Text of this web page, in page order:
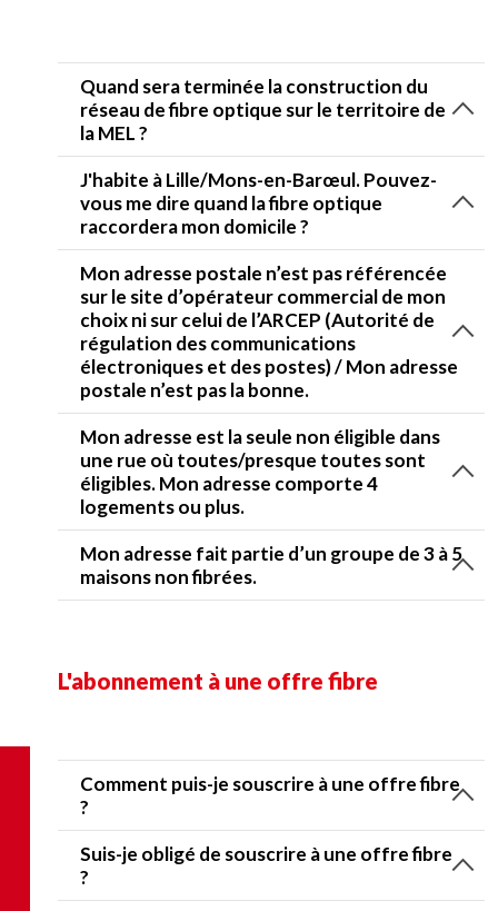
Quand sera terminée la construction du
réseau de fibre optique sur le territoire de
la MEL ?
J'habite à Lille/Mons-en-Barœul. Pouvez-
vous me dire quand la fibre optique
raccordera mon domicile ?
Mon adresse postale n’est pas référencée
sur le site d’opérateur commercial de mon
choix ni sur celui de l’ARCEP (Autorité de
régulation des communications
électroniques et des postes) / Mon adresse
postale n’est pas la bonne.
Mon adresse est la seule non éligible dans
une rue où toutes/presque toutes sont
éligibles. Mon adresse comporte 4
logements ou plus.
Mon adresse fait partie d’un groupe de 3 à 5
maisons non fibrées.
L'abonnement à une offre fibre
Comment puis-je souscrire à une offre fibre
?
Suis-je obligé de souscrire à une offre fibre
?